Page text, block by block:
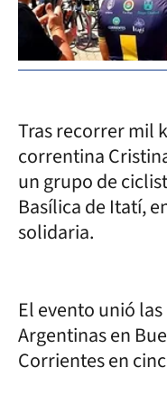
Tras recorrer mil
correntina
un grupo de
Basílica de Itatí,
solidaria.
El evento unió
Argentinas en
Corrientes en